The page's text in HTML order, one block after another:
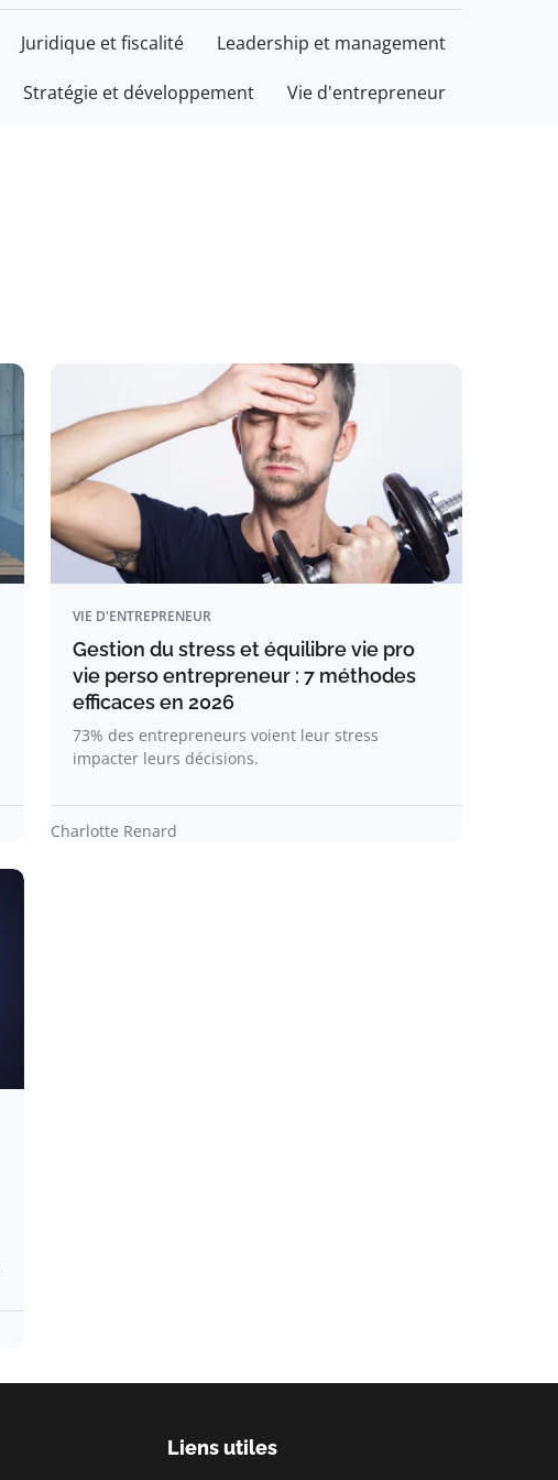
Juridique et fiscalité Leadership et management
Stratégie et développement Vie d'entrepreneur
VIE D'ENTREPRENEUR
Gestion du stress et équilibre vie pro
vie perso entrepreneur : 7 méthodes
efficaces en 2026
73% des entrepreneurs voient leur stress
impacter leurs décisions.
Charlotte Renard
Liens utiles